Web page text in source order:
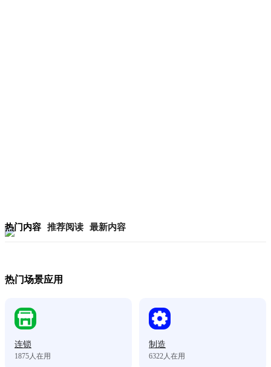
热门内容 推荐阅读 最新内容
热门场景应用
连锁
1875 人在用
制造
6322 人在用